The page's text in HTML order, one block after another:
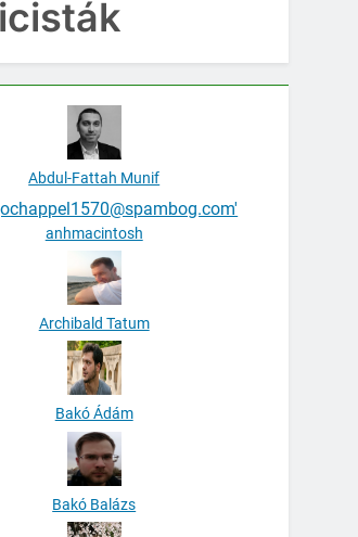
Abdul-Fattah Munif
anhmacintosh
Archibald Tatum
Bakó Ádám
Bakó Balázs